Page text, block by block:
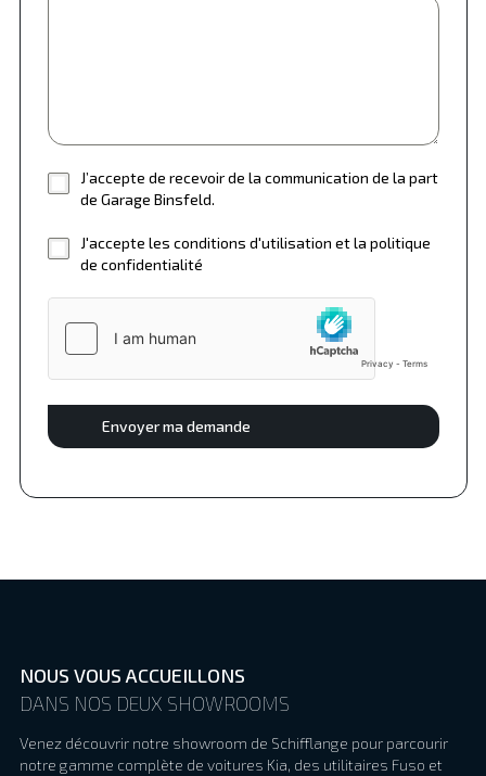
J’accepte de recevoir de la communication de la part
de Garage Binsfeld.
J'accepte les conditions d'utilisation et la politique
de confidentialité
Envoyer ma demande
NOUS VOUS ACCUEILLONS
DANS NOS DEUX SHOWROOMS
Venez découvrir notre showroom de Schifflange pour parcourir
notre gamme complète de voitures Kia, des utilitaires Fuso et